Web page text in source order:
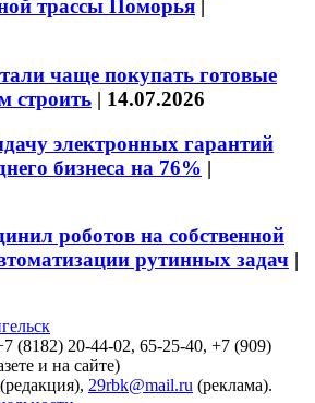
трассы Поморья |
чаще покупать готовые
строить | 14.07.2026
электронных гарантий
бизнеса на 76% |
роботов на собственной
рутинных задач |
(8182) 20-44-02, 65-25-40, +7 (909)
и на сайте)
(редакция), 29rbk@mail.ru (реклама).